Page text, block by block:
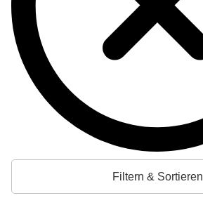
Filtern & Sortieren